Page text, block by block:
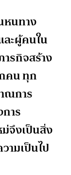
หนทาง
ะผู้คนใน
รกิจสร้าง
คน ทุก
ณการ
าร
จึงเป็นสิ่ง
ามเป็นไป